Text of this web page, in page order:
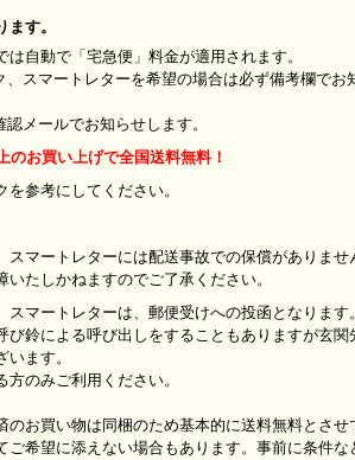
す。
自動で「宅急便」料金が適用されます。
スマートレターを希望の場合は必ず備考欄でお
メールでお知らせします。
お買い上げで全国送料無料！
クを参考にしてください。
マートレターには配送事故での保償がありませ
たしかねますのでご了承ください。
マートレターは、郵便受けへの投函となります。
び鈴による呼び出しをすることもありますが玄関
ます。
のみご利用ください。
のお買い物は同梱のため基本的に送料無料とさせ
ご希望に添えない場合もあります。事前に条件な